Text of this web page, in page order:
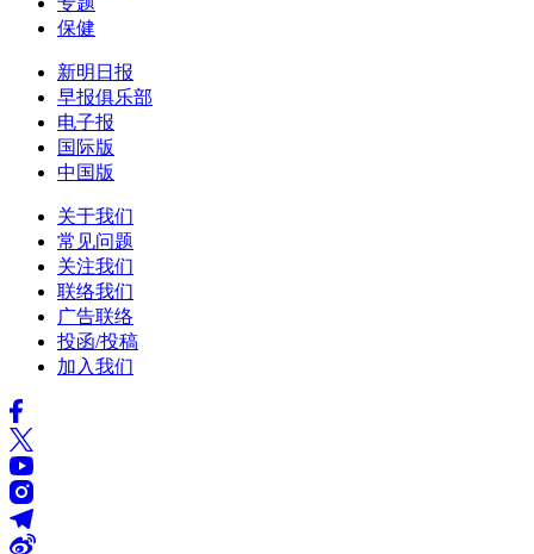
保健
新明日报
早报俱乐部
电子报
国际版
中国版
关于我们
常见问题
关注我们
联络我们
广告联络
投函/投稿
加入我们